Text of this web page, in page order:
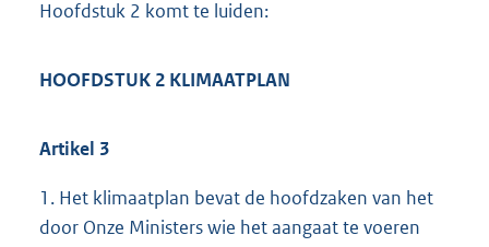
Hoofdstuk 2 komt te luiden:
HOOFDSTUK 2 KLIMAATPLAN
Artikel 3
1. Het klimaatplan bevat de hoofdzaken van het
door Onze Ministers wie het aangaat te voeren